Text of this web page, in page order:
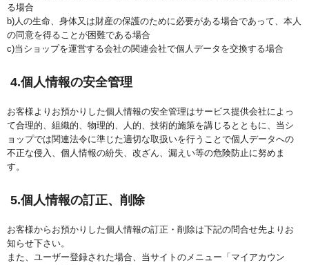
る場合
b)人の生命、身体又は財産の保護のために必要がある場合であって、本人
の同意を得ることが困難である場合
c)当ショップを運営する会社の関連会社で個人データを交換する場合
4.個人情報の安全管理
お客様よりお預かりした個人情報の安全管理はサービス提供会社によっ
て合理的、組織的、物理的、人的、技術的施策を講じるとともに、当シ
ョップでは関連法令に準じた適切な取扱いを行うことで個人データへの
不正な侵入、個人情報の紛失、改ざん、漏えい等の危険防止に努めま
す。
5.個人情報の訂正、削除
お客様からお預かりした個人情報の訂正・削除は下記の問合せ先よりお
知らせ下さい。
また、ユーザー登録された場合、当サイトのメニュー「マイアカウン